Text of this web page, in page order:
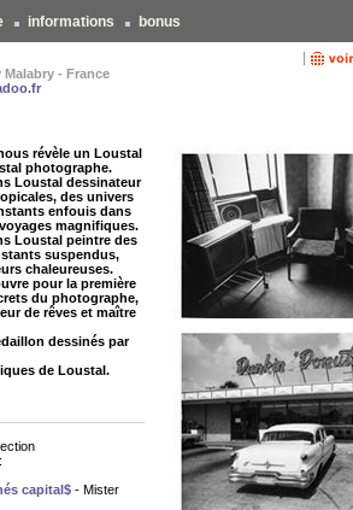
informations bonus
Malabry - France
révèle un Loustal
photographe.
Loustal dessinateur
des univers
enfouis dans
magnifiques.
Loustal peintre des
suspendus,
chaleureuses.
pour la première
du photographe,
de rêves et maître
dessinés par
de Loustal.
capital$ - Mister